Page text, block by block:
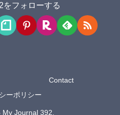
をフォローする
Contact
ーポリシー
Journal 392.